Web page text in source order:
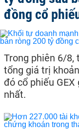
đồng cổ
Trong phiên 6/8,
tổng giá trị
đó cổ phiếu
nhất.